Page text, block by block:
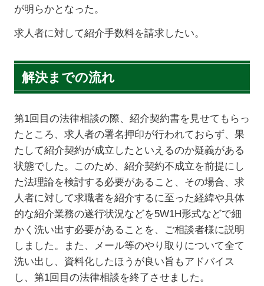
が明らかとなった。
求人者に対して紹介手数料を請求したい。
解決までの流れ
第1回目の法律相談の際、紹介契約書を見せてもらっ
たところ、求人者の署名押印が行われておらず、果
たして紹介契約が成立したといえるのか疑義がある
状態でした。このため、紹介契約不成立を前提にし
た法理論を検討する必要があること、その場合、求
人者に対して求職者を紹介するに至った経緯や具体
的な紹介業務の遂行状況などを5W1H形式などで細
かく洗い出す必要があることを、ご相談者様に説明
しました。また、メール等のやり取りについて全て
洗い出し、資料化したほうが良い旨もアドバイス
し、第1回目の法律相談を終了させました。